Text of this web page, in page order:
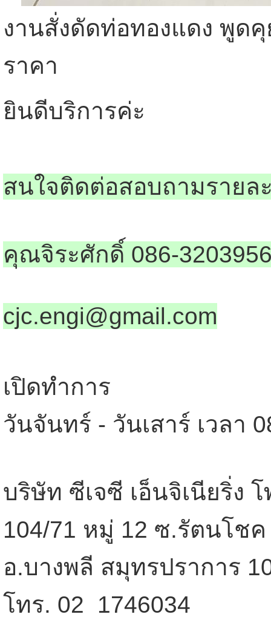
งานสั่งดัดท่อทองแดง พูด
ราคา
ยินดีบริการค่ะ
สนใจติดต่อสอบถามรายล
คุณจิระศักดิ์ 086-
cjc.engi@gmail.com
เปิดทำการ
วันจันทร์ - วันเสาร์ เวลา
บริษัท ซีเจซี เอ็นจิเนียริ่ง
104/71 หมู่ 12 ซ.รัตนโช
อ.บางพลี สมุทรปราการ
โทร. 02  1746034